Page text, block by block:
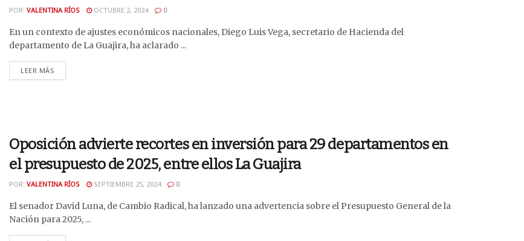
POR: VALENTINA RÍOS OCTUBRE 2, 2024 0
En un contexto de ajustes económicos nacionales, Diego Luis Vega, secretario de Hacienda del
departamento de La Guajira, ha aclarado ...
LEER MÁS
Oposición advierte recortes en inversión para 29 departamentos en
el presupuesto de 2025, entre ellos La Guajira
POR: VALENTINA RÍOS SEPTIEMBRE 25, 2024 0
El senador David Luna, de Cambio Radical, ha lanzado una advertencia sobre el Presupuesto General de la
Nación para 2025, ...